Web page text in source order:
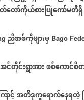
တော်ကိုယ်စားပြုကော်မတီရှိ
ညီအစ်ကိုများမှ Bago
အင်တိုင်းရွာအားစစ်ကောင်စီ
ာင့်အတိဒုက္ခရောက်နေရတဲ့